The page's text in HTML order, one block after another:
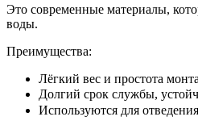
Это современные материалы,
воды.
Преимущества:
Лёгкий вес и простота
Долгий срок службы,
Используются для